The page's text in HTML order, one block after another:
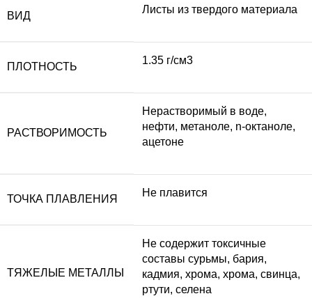
ВИД
Листы из твердого материала
ПЛОТНОСТЬ
1.35 г/см3
РАСТВОРИМОСТЬ
Нерастворимый в воде,
нефти, метаноле, n-октаноле,
ацетоне
ТОЧКА ПЛАВЛЕНИЯ
Не плавится
ТЯЖЕЛЫЕ МЕТАЛЛЫ
Не содержит токсичные
составы сурьмы, бария,
кадмия, хрома, хрома, свинца,
ртути, селена